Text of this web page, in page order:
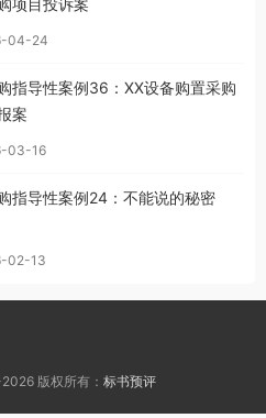
项目投诉案
04-24
指导性案例36：XX设备购置采购
案
03-16
指导性案例24：不能说的秘密
02-13
版权所有： 标书预评